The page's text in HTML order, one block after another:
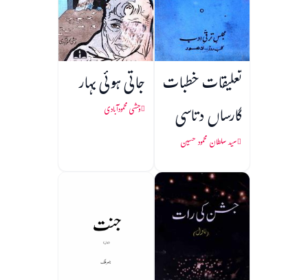
تعلیقات خطبات
گارساں دتاسی
سید سلطان محمود حسین
جاتی ہوئی بہار
وحشی محمودآبادی